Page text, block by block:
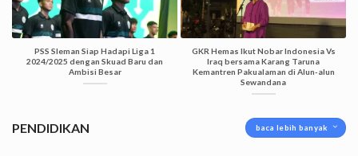
PSS Sleman Siap Hadapi Liga 1
2024/2025 dengan Skuad Baru dan
Ambisi Besar
GKR Hemas Ikut Nobar Indonesia Vs
Iraq bersama Karang Taruna
Kemantren Pakualaman di Alun-alun
Sewandana
PENDIDIKAN baca lebih banyak